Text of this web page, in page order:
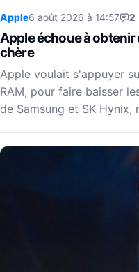
Apple6 août 2026 à 14:57 2
Apple échoue à obtenir
chère
Apple voulait s'appuyer
RAM, pour faire baisser
de Samsung et SK Hynix,